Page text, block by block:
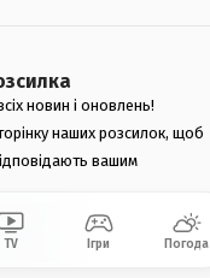
новин і оновлень!
наших розсилок, щоб
вашим
TV Ігри Погода